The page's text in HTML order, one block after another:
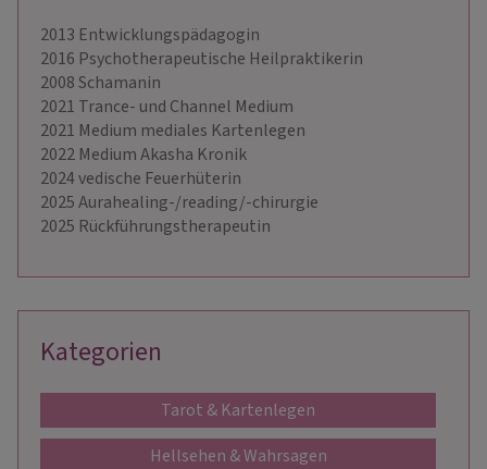
2013 Entwicklungspädagogin
2016 Psychotherapeutische Heilpraktikerin
2008 Schamanin
2021 Trance- und Channel Medium
2021 Medium mediales Kartenlegen
2022 Medium Akasha Kronik
2024 vedische Feuerhüterin
2025 Aurahealing-/reading/-chirurgie
2025 Rückführungstherapeutin
Kategorien
Tarot & Kartenlegen
Hellsehen & Wahrsagen